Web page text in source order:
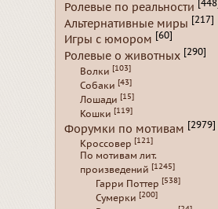
Ролевые по реальности [448]
Альтернативные миры [217]
Игры с юмором [60]
Ролевые о животных [290]
Волки [103]
Собаки [43]
Лошади [15]
Кошки [119]
Форумки по мотивам [2979]
Кроссовер [121]
По мотивам лит.
произведений [1245]
Гарри Поттер [538]
Сумерки [200]